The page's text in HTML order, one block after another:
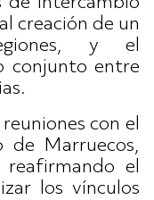
creación de un
y el
conjunto entre
con el
de Marruecos,
el
los vínculos